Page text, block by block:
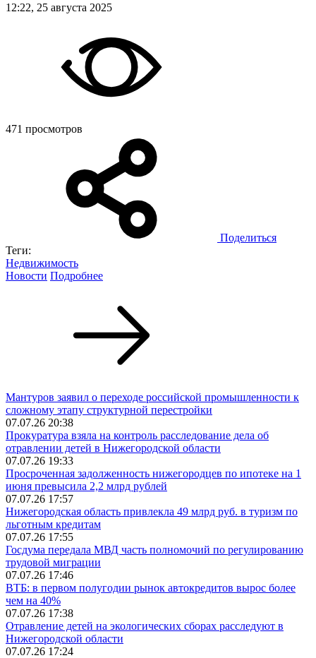
12:22, 25 августа 2025
471 просмотров
Поделиться
Теги:
Недвижимость
Новости Подробнее
Мантуров заявил о переходе российской промышленности к
сложному этапу структурной перестройки
07.07.26 20:38
Прокуратура взяла на контроль расследование дела об
отравлении детей в Нижегородской области
07.07.26 19:33
Просроченная задолженность нижегородцев по ипотеке на 1
июня превысила 2,2 млрд рублей
07.07.26 17:57
Нижегородская область привлекла 49 млрд руб. в туризм по
льготным кредитам
07.07.26 17:55
Госдума передала МВД часть полномочий по регулированию
трудовой миграции
07.07.26 17:46
ВТБ: в первом полугодии рынок автокредитов вырос более
чем на 40%
07.07.26 17:38
Отравление детей на экологических сборах расследуют в
Нижегородской области
07.07.26 17:24